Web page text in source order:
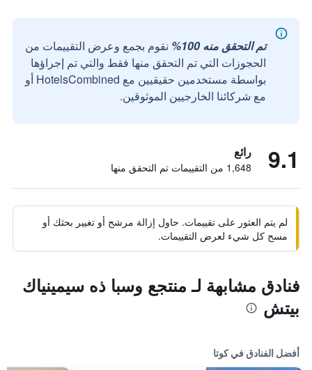
تم التحقق منه 100%
نقوم بجمع وعرض التقييمات من
الحجوزات التي تم التحقق منها فقط والتي تم إجراؤها
بواسطة مستخدمين حقيقيين مع HotelsCombined أو
مع شركائنا الخارجيين الموثوقين.
9.1 رائع
1,648 من التقييمات تم التحقق منها
لم يتم العثور على تقييمات. حاول إزالة مرشح أو تغيير بحثك أو
مسح كل شيء لعرض التقييمات.
فنادق مشابهة لـ منتجع وسبا ذه سيمينياك
بيتش
أفضل الفنادق في كوتا